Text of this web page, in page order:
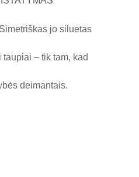
jo siluetas
– tik tam, kad
deimantais.